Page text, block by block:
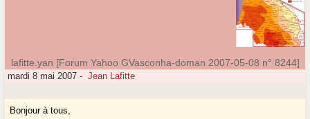
lafitte.yan [Forum Yahoo GVasconha-doman 2007-05-08 n° 8244]
mardi 8 mai 2007 - Jean Lafitte
Bonjour à tous,